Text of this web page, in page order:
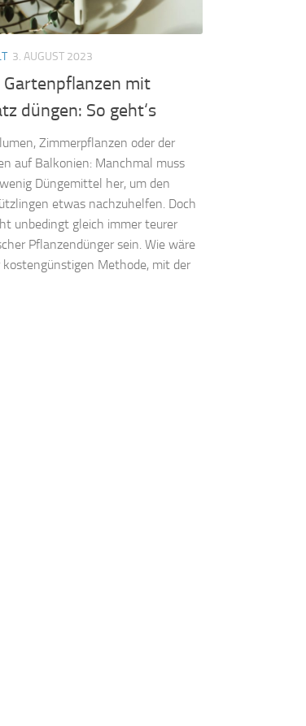
3. AUGUST 2023
mit
düngen: So geht‘s
Zimmerpflanzen oder der
auf Balkonien: Manchmal muss
Düngemittel her, um den
etwas nachzuhelfen. Doch
unbedingt gleich immer teurer
Pflanzendünger sein. Wie wäre
kostengünstigen Methode, mit der